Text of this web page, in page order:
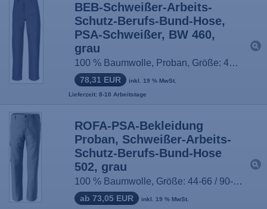
BEB-Schweißer-Arbeits-
Schutz-Berufs-Bund-Hose,
PSA-Schweißer, BW 460,
grau
100 % Baumwolle, Proban, Größe: 44-64 / 90-114
78,31 EUR inkl. 19 % MwSt.
Lieferzeit: 8-10 Arbeitstage
ROFA-PSA-Bekleidung
Proban, Schweißer-Arbeits-
Schutz-Berufs-Bund-Hose
502, grau
100 % Baumwolle, Größe: 44-66 / 90-114
ab 73,05 EUR inkl. 19 % MwSt.